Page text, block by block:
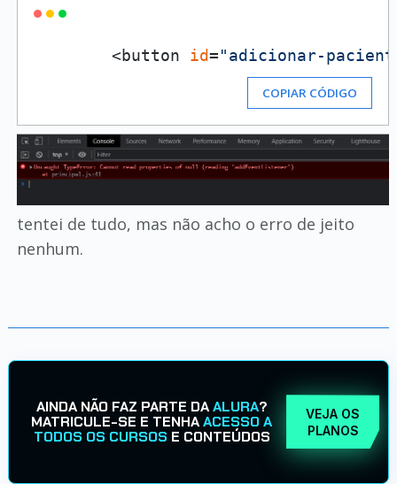
        <button
id="adicionar-
COPIAR CÓDIGO
tentei de tudo, mas não acho o erro de jeito
nenhum.
AINDA NÃO FAZ PARTE DAALURA?
MATRICULE-SE E TENHAACESSO A
TODOS OS CURSOS E CONTEÚDOS
VEJA OS
PLANOS